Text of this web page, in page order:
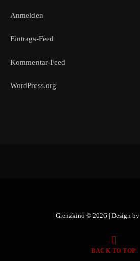
Anmelden
Eintrags-Feed
Kommentar-Feed
WordPress.org
Grenzkino © 2026 | Design by
BACK TO TOP